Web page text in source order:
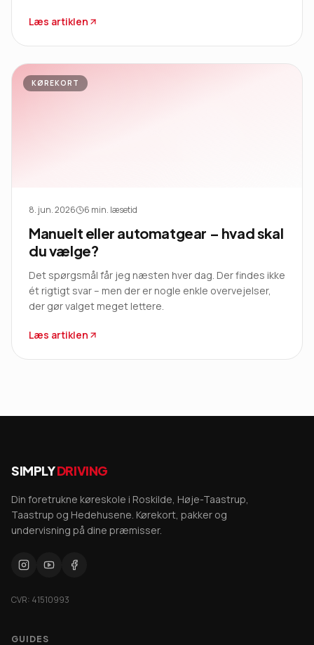
Læs artiklen
KØREKORT
8. jun. 2026 6 min. læsetid
Manuelt eller automatgear – hvad skal
du vælge?
Det spørgsmål får jeg næsten hver dag. Der findes ikke
ét rigtigt svar – men der er nogle enkle overvejelser,
der gør valget meget lettere.
Læs artiklen
SIMPLYDRIVING
Din foretrukne køreskole i Roskilde, Høje-Taastrup,
Taastrup og Hedehusene. Kørekort, pakker og
undervisning på dine præmisser.
CVR: 41510993
GUIDES